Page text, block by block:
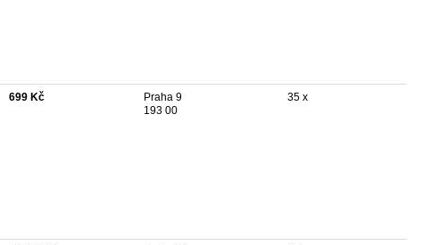
699 Kč
Praha 9
193 00
35 x